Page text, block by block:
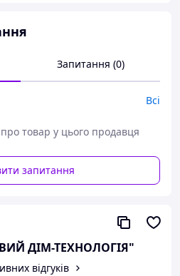
Запитання (0)
Всі
товар у цього продавця
запитання
ДІМ-ТЕХНОЛОГІЯ"
відгуків